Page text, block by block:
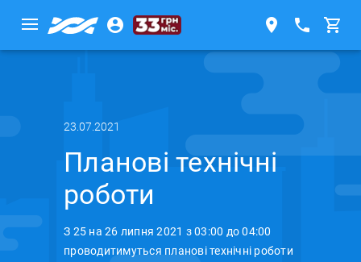
23.07.2021
Планові технічні
роботи
З 25 на 26 липня 2021 з 03:00 до 04:00
проводитимуться планові технічні роботи